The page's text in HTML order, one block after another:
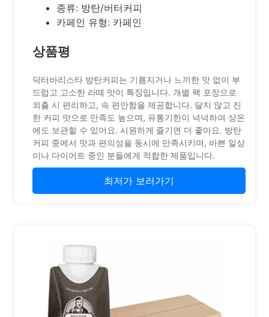
종류: 방탄/버터커피
카페인 유형: 카페인
상품평
닥터바리스타 방탄커피는 기름지거나 느끼한 맛 없이 부
드럽고 고소한 라떼 맛이 특징입니다. 개별 팩 포장으로
외출 시 편리하고, 속 편안함을 제공합니다. 달지 않고 진
한 커피 맛으로 만족도 높으며, 유통기한이 넉넉하여 상온
에도 보관할 수 있어요. 시원하게 즐기면 더 좋아요. 방탄
커피 중에서 맛과 편의성을 동시에 만족시키며, 바쁜 일상
이나 다이어트 중인 분들에게 적합한 제품입니다.
최저가 보러가기